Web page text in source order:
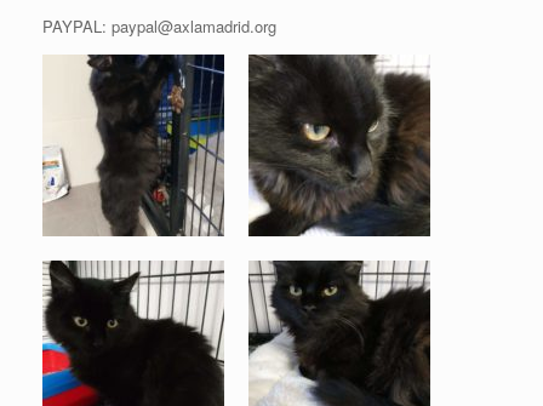
PAYPAL: paypal@axlamadrid.org